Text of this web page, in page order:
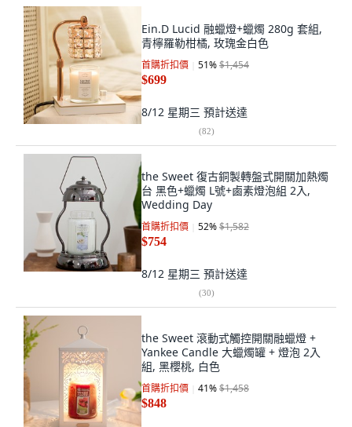
Ein.D Lucid 融蠟燈+蠟燭 280g 套組,
青檸羅勒柑橘, 玫瑰金白色
首購折扣價 51%$1,454
$699
8/12 星期三 預計送達
(82)
the Sweet 復古銅製轉盤式開關加熱燭
台 黑色+蠟燭 L號+鹵素燈泡組 2入,
Wedding Day
首購折扣價 52%$1,582
$754
8/12 星期三 預計送達
(30)
the Sweet 滾動式觸控開關融蠟燈 +
Yankee Candle 大蠟燭罐 + 燈泡 2入
組, 黑櫻桃, 白色
首購折扣價 41%$1,458
$848